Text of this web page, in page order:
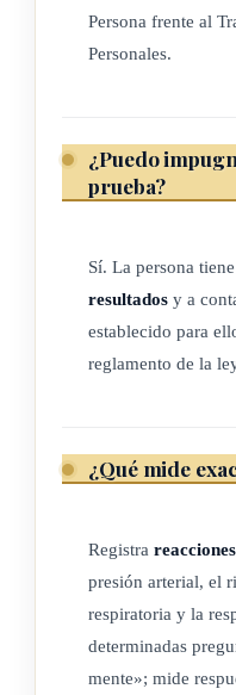
ARTÍCULO 5
Derechos de la persona
de polígrafo
para someterse
b) Tener conocimiento
de la prueba.
c) Podrá contar con la
su elección o, a su
una persona de su
Persona frente al
Personales.
¿Puedo
prueba?
Sí. La persona tiene
resultados y a
establecido para
reglamento de la
¿Qué mide
Registra
presión arterial, el
respiratoria y la
determinadas
mente»; mide